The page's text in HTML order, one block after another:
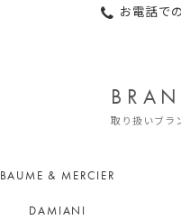
お電話で
取り扱いブラ
BAUME & MERCIER
DAMIANI